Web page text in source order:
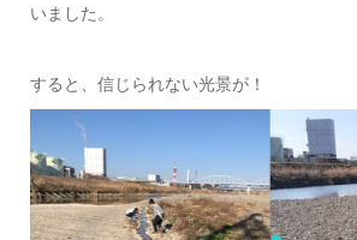
いました。
すると、信じられない光景が！